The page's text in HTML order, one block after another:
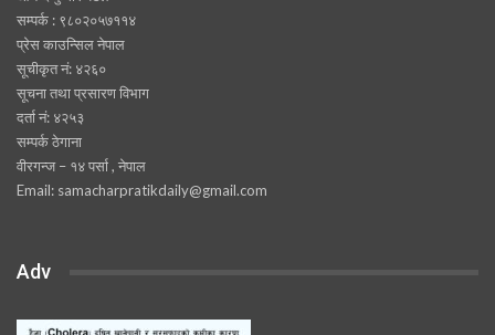
सम्पर्क : ९८०२०५७११४
प्रेस काउन्सिल नेपाल
सूचीकृत नं: ४२६०
सूचना तथा प्रसारण विभाग
दर्ता नं: ४२५३
सम्पर्क ठेगाना
वीरगन्ज – १४ पर्सा , नेपाल
Email: samacharpratikdaily@gmail.com
Adv